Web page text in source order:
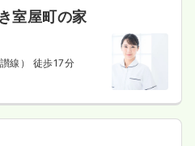
室屋町の家
線） 徒歩17分